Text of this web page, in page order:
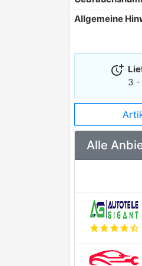
Allgemeine
more_time
3 -
Alle
starstarstarstarstar_half